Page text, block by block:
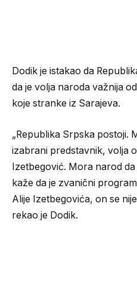
Dodik je istakao da
da je volja naroda važnija
koje stranke iz Sarajeva.
„Republika Srpska postoji.
izabrani predstavnik, volja
Izetbegović. Mora narod
kaže da je zvanični
Alije Izetbegovića, on se
rekao je Dodik.